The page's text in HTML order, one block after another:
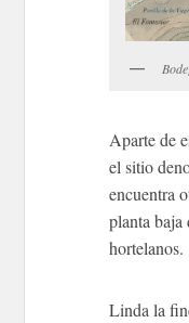
Aparte de
el sitio
encuentra
planta baja
hortelanos.
Linda la